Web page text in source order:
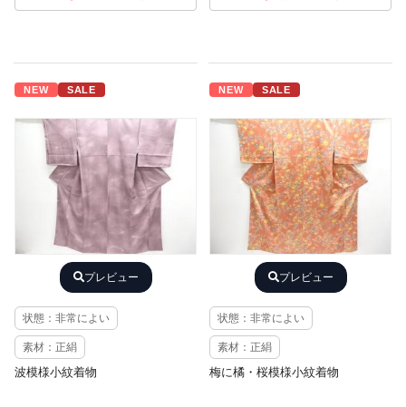
NEW SALE
プレビュー
状態：非常によい
素材：正絹
波模様小紋着物
NEW SALE
プレビュー
状態：非常によい
素材：正絹
梅に橘・桜模様小紋着物